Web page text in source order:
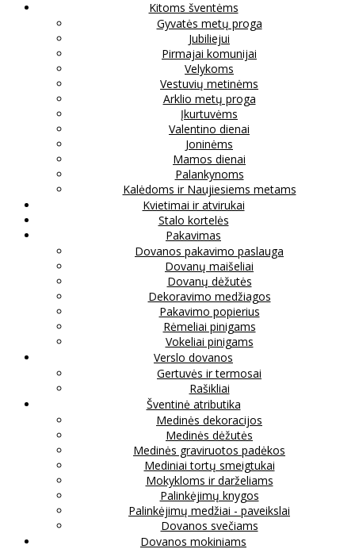
Kitoms šventėms
Gyvatės metų proga
Jubiliejui
Pirmajai komunijai
Velykoms
Vestuvių metinėms
Arklio metų proga
Įkurtuvėms
Valentino dienai
Joninėms
Mamos dienai
Palankynoms
Kalėdoms ir Naujiesiems metams
Kvietimai ir atvirukai
Stalo kortelės
Pakavimas
Dovanos pakavimo paslauga
Dovanų maišeliai
Dovanų dėžutės
Dekoravimo medžiagos
Pakavimo popierius
Rėmeliai pinigams
Vokeliai pinigams
Verslo dovanos
Gertuvės ir termosai
Rašikliai
Šventinė atributika
Medinės dekoracijos
Medinės dėžutės
Medinės graviruotos padėkos
Mediniai tortų smeigtukai
Mokykloms ir darželiams
Palinkėjimų knygos
Palinkėjimų medžiai - paveikslai
Dovanos svečiams
Dovanos mokiniams